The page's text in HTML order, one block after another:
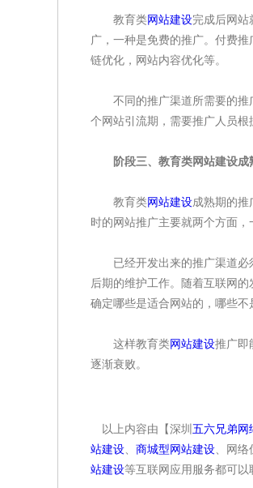
教育类网站建设完成后网站
广，一种是免费的推广。付费
链优化，网站内容优化等。
不同的推广渠道所需要的推
个网站引流期，需要推广人员根
阶段三、教育类网站建设成
教育类网站建设成熟期的推
时的网站推广主要就两个方面，
已经开发出来的推广渠道必须
后期的维护工作。随着互联网
确定哪些是适合网站的，哪些不
这样教育类网站建设推广即
逐渐衰败。
以上内容由【深圳 五六兄弟网
站建设、 商城型网站建设、网络
站建设等互联网应用服务都可以